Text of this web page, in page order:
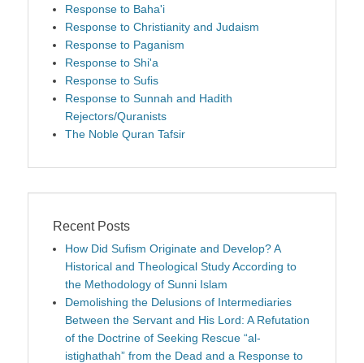
Response to Baha'i
Response to Christianity and Judaism
Response to Paganism
Response to Shi'a
Response to Sufis
Response to Sunnah and Hadith
Rejectors/Quranists
The Noble Quran Tafsir
Recent Posts
How Did Sufism Originate and Develop? A
Historical and Theological Study According to
the Methodology of Sunni Islam
Demolishing the Delusions of Intermediaries
Between the Servant and His Lord: A Refutation
of the Doctrine of Seeking Rescue “al-
istighathah” from the Dead and a Response to